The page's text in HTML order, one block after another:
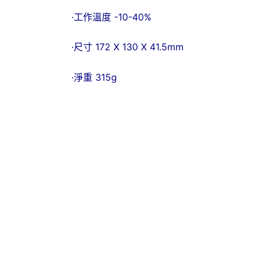
·工作溫度 -10-40%
·尺寸 172 X 130 X 41.5mm
·淨重 315g